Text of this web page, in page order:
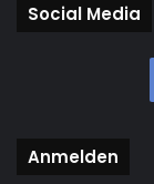
Social Media
Anmelden